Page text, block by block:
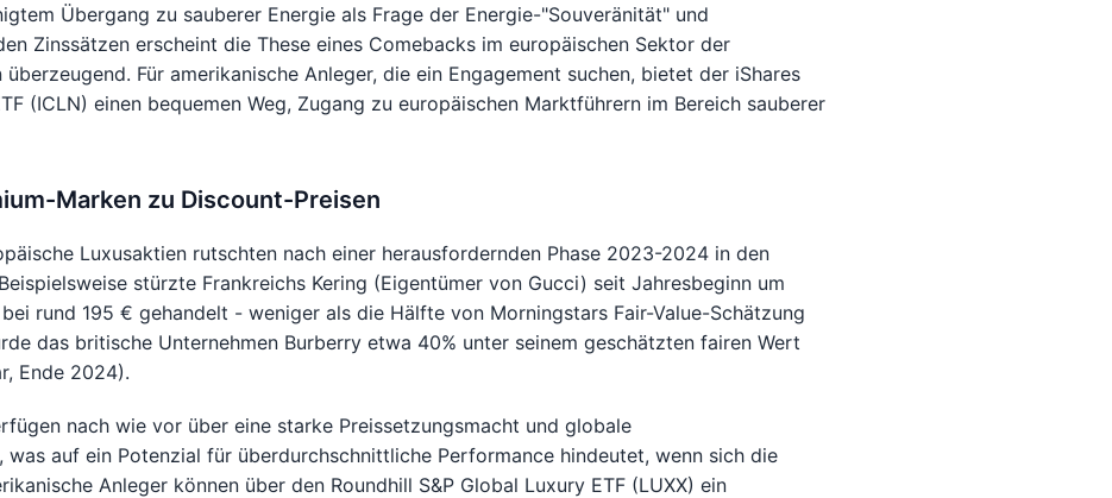
Übergang zu sauberer Energie als Frage der Energie-"Souveränität" und
Zinssätzen erscheint die These eines Comebacks im europäischen Sektor der
überzeugend. Für amerikanische Anleger, die ein Engagement suchen, bietet der iShares
(ICLN) einen bequemen Weg, Zugang zu europäischen Marktführern im Bereich sauberer
Marken zu Discount-Preisen
Luxusaktien rutschten nach einer herausfordernden Phase 2023-2024 in den
stürzte Frankreichs Kering (Eigentümer von Gucci) seit Jahresbeginn um
rund 195 € gehandelt - weniger als die Hälfte von Morningstars Fair-Value-Schätzung
das britische Unternehmen Burberry etwa 40% unter seinem geschätzten fairen Wert
Ende 2024).
nach wie vor über eine starke Preissetzungsmacht und globale
was auf ein Potenzial für überdurchschnittliche Performance hindeutet, wenn sich die
Anleger können über den Roundhill S&P Global Luxury ETF (LUXX) ein